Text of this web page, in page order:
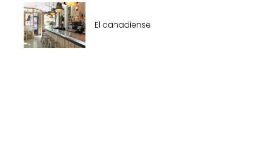
El canadiense